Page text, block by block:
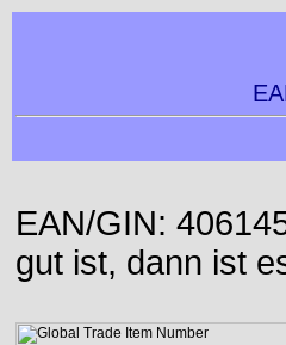
EAN/GIN:
gut ist, dann ist